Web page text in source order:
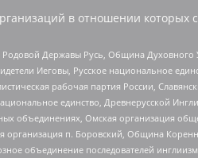
в отношении которых
Державы Русь, Община
Иеговы, Русское национальное
рабочая партия России,
единство, Древнерусской
объединениях, Омская организация
п. Боровский, Община
объединение последователей